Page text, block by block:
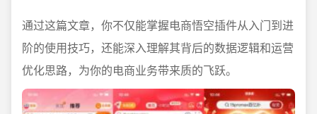
通过这篇文章，你不仅能掌握电商悟空插件从入门到进
阶的使用技巧，还能深入理解其背后的数据逻辑和运营
优化思路，为你的电商业务带来质的飞跃。